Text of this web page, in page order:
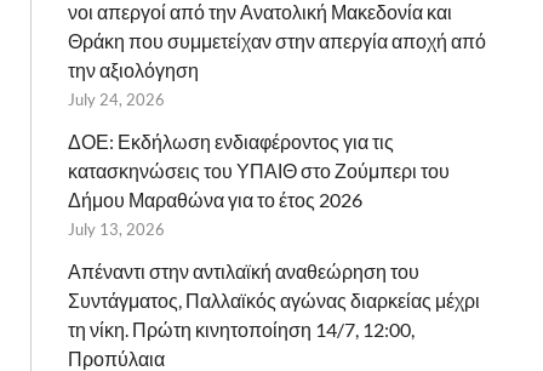
νοι απεργοί από την Ανατολική Μακεδονία και
Θράκη που συμμετείχαν στην απεργία αποχή από
την αξιολόγηση
July 24, 2026
ΔΟΕ: Εκδήλωση ενδιαφέροντος για τις
κατασκηνώσεις του ΥΠΑΙΘ στο Ζούμπερι του
Δήμου Μαραθώνα για το έτος 2026
July 13, 2026
Απέναντι στην αντιλαϊκή αναθεώρηση του
Συντάγματος, Παλλαϊκός αγώνας διαρκείας μέχρι
τη νίκη. Πρώτη κινητοποίηση 14/7, 12:00,
Προπύλαια